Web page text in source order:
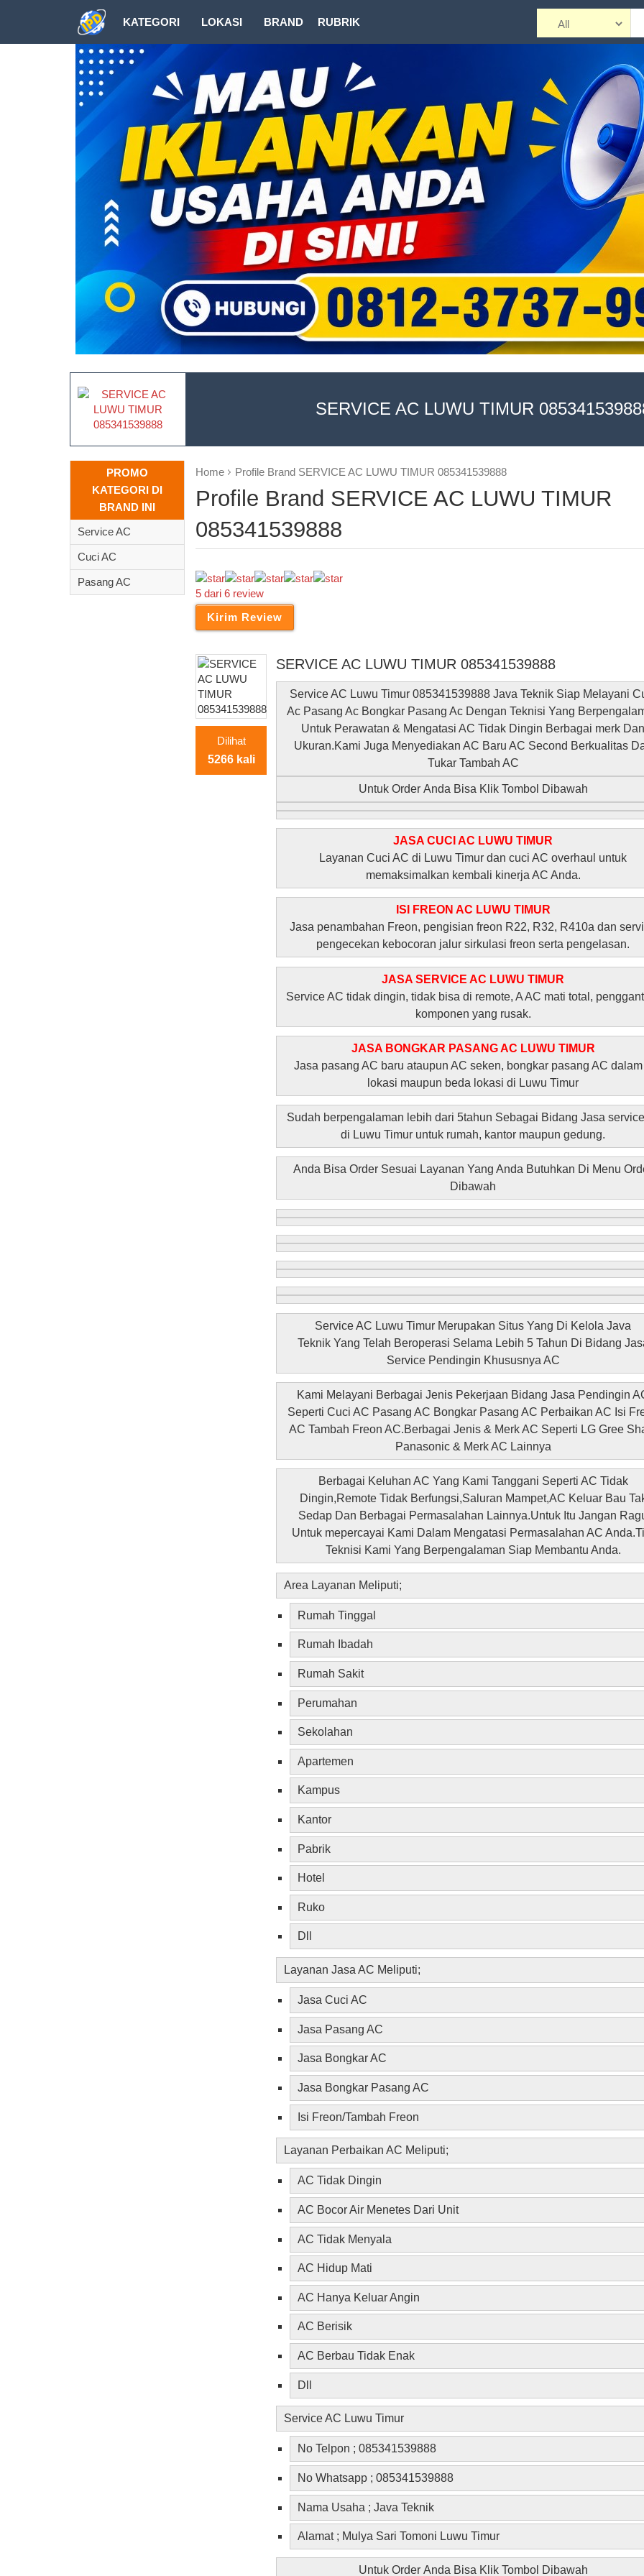
KATEGORI LOKASI BRAND RUBRIK
DOWNLOAD
SERVICE AC LUWU TIMUR
PROMO
KATEGORI DI
BRAND INI
Service AC
Cuci AC
Pasang AC
Home Profile Brand SERVICE AC LUWU TIMUR 085341539888
Profile Brand SERVICE AC LUWU TIMUR
085341539888
5 dari 6 review
Dilihat
5266 kali
SERVICE AC LUWU TIMUR 085341539888
Service AC Luwu Timur 085341539888 Java Teknik Siap Melayani
Ac Pasang Ac Bongkar Pasang Ac Dengan Teknisi Yang
Untuk Perawatan & Mengatasi AC Tidak Dingin Berbagai merk Dan
Ukuran.Kami Juga Menyediakan AC Baru AC Second Berkualitas
Tukar Tambah AC
Untuk Order Anda Bisa Klik Tombol Dibawah
JASA CUCI AC LUWU TIMUR
Layanan Cuci AC di Luwu Timur dan cuci AC overhaul untuk
memaksimalkan kembali kinerja AC Anda.
ISI FREON AC LUWU TIMUR
Jasa penambahan Freon, pengisian freon R22, R32, R410a dan
pengecekan kebocoran jalur sirkulasi freon serta pengelasan.
JASA SERVICE AC LUWU TIMUR
Service AC tidak dingin, tidak bisa di remote, A AC mati total,
komponen yang rusak.
JASA BONGKAR PASANG AC LUWU TIMUR
Jasa pasang AC baru ataupun AC seken, bongkar pasang AC dalam
lokasi maupun beda lokasi di Luwu Timur
Sudah berpengalaman lebih dari 5tahun Sebagai Bidang Jasa
di Luwu Timur untuk rumah, kantor maupun gedung.
Anda Bisa Order Sesuai Layanan Yang Anda Butuhkan Di Menu
Dibawah
Service AC Luwu Timur Merupakan Situs Yang Di Kelola Java
Teknik Yang Telah Beroperasi Selama Lebih 5 Tahun Di Bidang
Service Pendingin Khususnya AC
Kami Melayani Berbagai Jenis Pekerjaan Bidang Jasa Pendingin
Seperti Cuci AC Pasang AC Bongkar Pasang AC Perbaikan AC Isi
AC Tambah Freon AC.Berbagai Jenis & Merk AC Seperti LG Gree
Panasonic & Merk AC Lainnya
Berbagai Keluhan AC Yang Kami Tanggani Seperti AC Tidak
Dingin,Remote Tidak Berfungsi,Saluran Mampet,AC Keluar Bau
Sedap Dan Berbagai Permasalahan Lainnya.Untuk Itu Jangan
Untuk mepercayai Kami Dalam Mengatasi Permasalahan AC
Teknisi Kami Yang Berpengalaman Siap Membantu Anda.
Area Layanan Meliputi;
Rumah Tinggal
Rumah Ibadah
Rumah Sakit
Perumahan
Sekolahan
Apartemen
Kampus
Kantor
Pabrik
Hotel
Ruko
Dll
Layanan Jasa AC Meliputi;
Jasa Cuci AC
Jasa Pasang AC
Jasa Bongkar AC
Jasa Bongkar Pasang AC
Isi Freon/Tambah Freon
Layanan Perbaikan AC Meliputi;
AC Tidak Dingin
AC Bocor Air Menetes Dari Unit
AC Tidak Menyala
AC Hidup Mati
AC Hanya Keluar Angin
AC Berisik
AC Berbau Tidak Enak
Dll
Service AC Luwu Timur
No Telpon ; 085341539888
No Whatsapp ; 085341539888
Nama Usaha ; Java Teknik
Alamat ; Mulya Sari Tomoni Luwu Timur
Untuk Order Anda Bisa Klik Tombol Dibawah